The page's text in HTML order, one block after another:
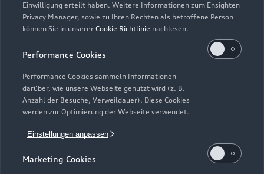
Einwilligung erteilt haben. Weitere Informationen zum Ensighten
Privacy Manager, sowie zu Ihren Rechten als betroffene Person
können Sie in unserer Cookie Richtlinie nachlesen.
Performance Cookies
Performance Cookies sammeln Informationen
darüber, wie unsere Webseite genutzt wird (z. B.
Anzahl der Besuche, Verweildauer). Diese Cookies
werden zur Optimierung der Webseite verwendet.
Einstellungen anpassen
Marketing Cookies
Modelle
Elektromodelle
Plug-in-Hybride
Neuwagensuche
Gebrauchtwagensuche
Service & Zubehör
Saisonale Angebote
Audi Services
Garantie
Support
Über Audi